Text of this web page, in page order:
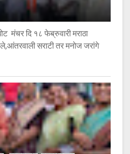
मंचर दि १८ फेब्रुवारी मराठा
सराटी तर मनोज जरांगे